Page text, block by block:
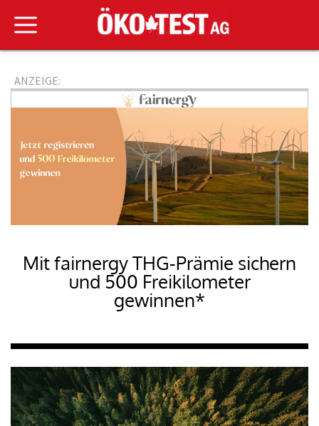
ANZEIGE:
Mit fairnergy THG-Prämie sichern
und 500 Freikilometer
gewinnen*